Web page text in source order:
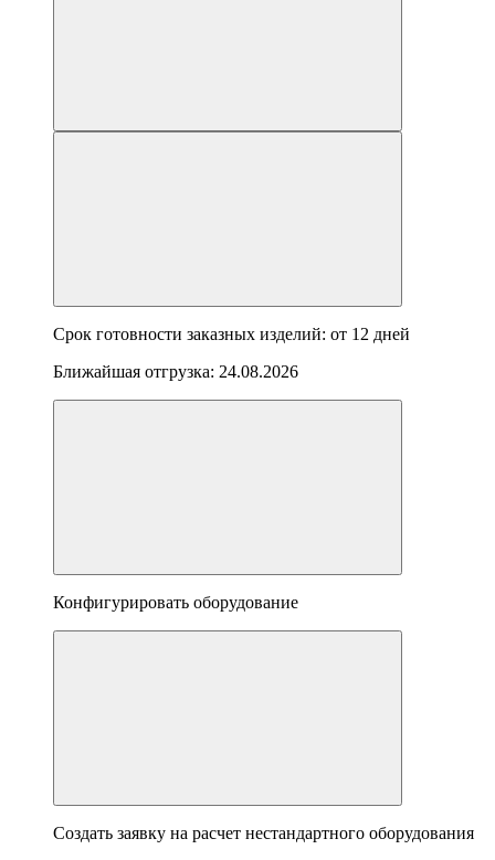
Срок готовности заказных изделий: от 12 дней
Ближайшая отгрузка: 24.08.2026
Конфигурировать оборудование
Создать заявку на расчет нестандартного оборудования